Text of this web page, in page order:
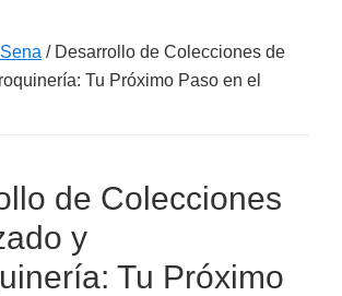
/Desarrollo de Colecciones de
Tu Próximo Paso en el
de Colecciones
y
Tu Próximo